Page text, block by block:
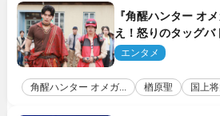
『角醒ハンター オ
え！怒りのタッグバ
がハンターバトルを
エンタメ
角醒ハンター オメガ... 楢原聖 国上